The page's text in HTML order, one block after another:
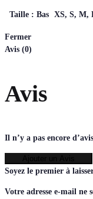
Taille : Bas XS, S, M,
Fermer
Avis (0)
Avis
Il n’y a pas encore
Soyez le premier à
Votre adresse e-mail ne